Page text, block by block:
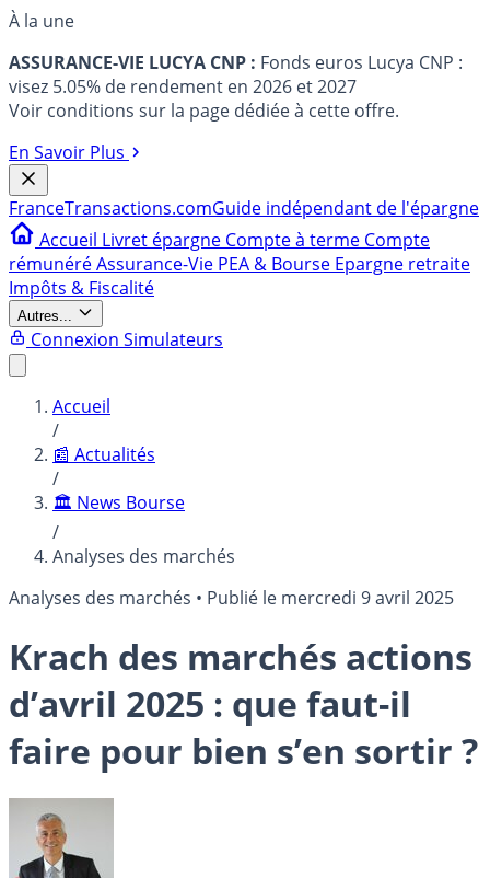
À la une
ASSURANCE-VIE LUCYA CNP : Fonds euros Lucya CNP :
visez 5.05% de rendement en 2026 et 2027
Voir conditions sur la page dédiée à cette offre.
En Savoir Plus
FranceTransactions.comGuide indépendant de l'épargne
Accueil Livret épargne Compte à terme Compte
rémunéréAssurance-Vie PEA & Bourse Epargne retraite
Impôts & Fiscalité
Autres...
Connexion Simulateurs
Accueil
/
📰 Actualités
/
🏛️ News Bourse
/
Analyses des marchés
Analyses des marchés • Publié le mercredi 9 avril 2025
Krach des marchés actions
d’avril 2025 : que faut-il
faire pour bien s’en sortir ?